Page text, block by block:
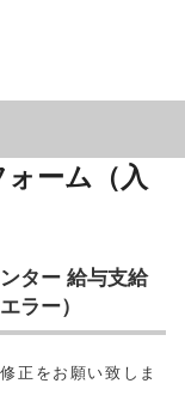
ーム（入
ター 給与支給
ラー）
正をお願い致しま